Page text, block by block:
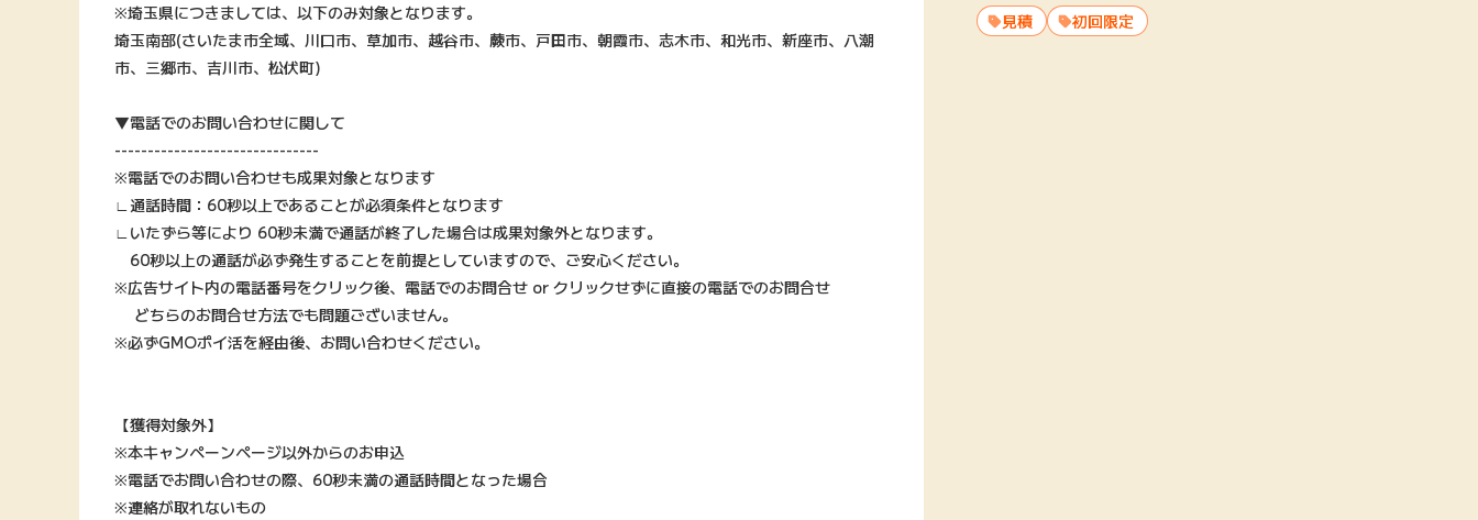
※埼玉県につきましては、以下のみ対象となります。
埼玉南部(さいたま市全域、川口市、草加市、越谷市、蕨市、戸田市、朝霞市、志木市、和光市、新座市、八潮
市、三郷市、吉川市、松伏町)
▼電話でのお問い合わせに関して
-------------------------------
※電話でのお問い合わせも成果対象となります
∟通話時間：60秒以上であることが必須条件となります
∟いたずら等により 60秒未満で通話が終了した場合は成果対象外となります。
60秒以上の通話が必ず発生することを前提としていますので、ご安心ください。
※広告サイト内の電話番号をクリック後、電話でのお問合せ or クリックせずに直接の電話でのお問合せ
どちらのお問合せ方法でも問題ございません。
※必ずGMOポイ活を経由後、お問い合わせください。
【獲得対象外】
※本キャンペーンページ以外からのお申込
※電話でお問い合わせの際、60秒未満の通話時間となった場合
※連絡が取れないもの
【対応エリア】
見積 初回限定